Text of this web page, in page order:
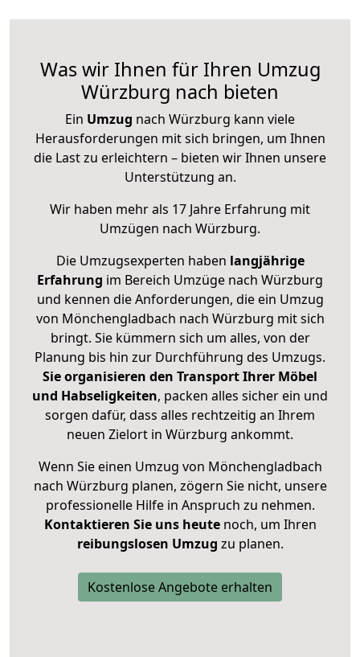
Was wir Ihnen für Ihren Umzug
Würzburg nach bieten
Ein Umzug nach Würzburg kann viele
Herausforderungen mit sich bringen, um Ihnen
die Last zu erleichtern – bieten wir Ihnen unsere
Unterstützung an.
Wir haben mehr als 17 Jahre Erfahrung mit
Umzügen nach Würzburg.
Die Umzugsexperten haben langjährige
Erfahrung im Bereich Umzüge nach Würzburg
und kennen die Anforderungen, die ein Umzug
von Mönchengladbach nach Würzburg mit sich
bringt. Sie kümmern sich um alles, von der
Planung bis hin zur Durchführung des Umzugs.
Sie organisieren den Transport Ihrer Möbel
und Habseligkeiten, packen alles sicher ein und
sorgen dafür, dass alles rechtzeitig an Ihrem
neuen Zielort in Würzburg ankommt.
Wenn Sie einen Umzug von Mönchengladbach
nach Würzburg planen, zögern Sie nicht, unsere
professionelle Hilfe in Anspruch zu nehmen.
Kontaktieren Sie uns heutenoch, um Ihren
reibungslosen Umzug zu planen.
Kostenlose Angebote erhalten